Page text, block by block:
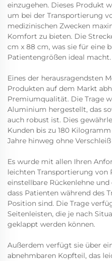
einzugehen. Dieses Produkt
um bei der Transportierung
medizinischen Zwecken
Komfort zu bieten. Die
cm x 88 cm, was sie für eine
Patientengrößen ideal macht.
Eines der herausragendsten
Produkten auf dem Markt
Premiumqualität. Die Trage
Aluminium hergestellt, das
auch robust ist. Dies
Kunden bis zu 180
Jahre hinweg ohne
Es wurde mit allen Ihren
leichten Transportierung von
einstellbare Rückenlehne
dass Patienten während des
Position sind. Die Trage
Seitenleisten, die je nach
geklappt werden können.
Außerdem verfügt sie über
abnehmbaren Kopfteil, das